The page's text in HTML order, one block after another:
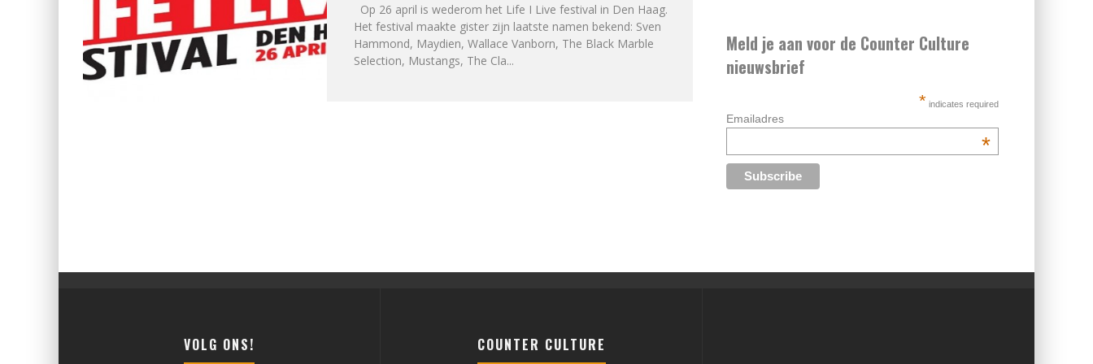
Op 26 april is wederom het Life I Live festival in Den Haag.
Het festival maakte gister zijn laatste namen bekend: Sven
Hammond, Maydien, Wallace Vanborn, The Black Marble
Selection, Mustangs, The Cla...
Meld je aan voor de Counter Culture
nieuwsbrief
* indicates required
Emailadres
*
VOLG ONS! COUNTER CULTURE